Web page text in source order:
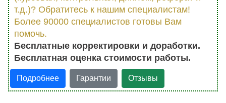
т.д.)? Обратитесь к нашим специалистам!
Более 90000 специалистов готовы Вам
помочь.
Бесплатные корректировки и доработки.
Бесплатная оценка стоимости работы.
Подробнее Гарантии Отзывы